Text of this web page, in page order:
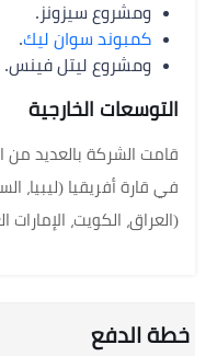
ومشروع سيزونز.
كمبوند سوان ليك.
ومشروع ليتل فينس.
التوسعات الخارجية
قامت الشركة بالعديد
في قارة أفريقيا (ليبيا،
(العراق، الكويت، الإمارات
خطة الدفع